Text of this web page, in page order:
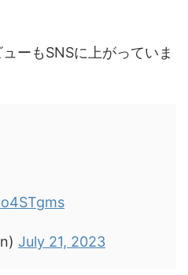
ーもSNSに上がっていま
July 21, 2023